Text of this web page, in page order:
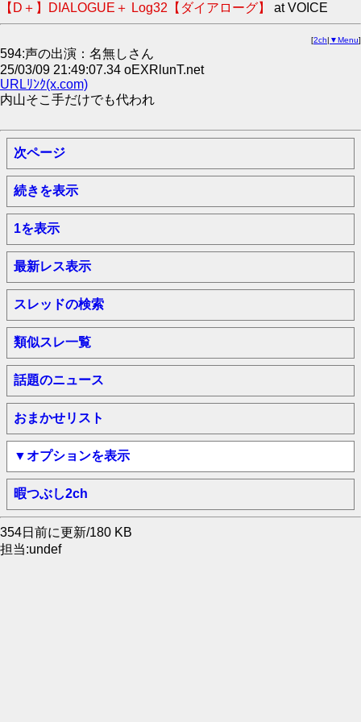
【D＋】DIALOGUE＋ Log32【ダイアローグ】 at VOICE
[2ch| ▼Menu]
594:声の出演：名無しさん
25/03/09 21:49:07.34 oEXRlunT.net
URLﾘﾝｸ(x.com)
内山そこ手だけでも代われ
次ページ
続きを表示
1を表示
最新レス表示
スレッドの検索
類似スレ一覧
話題のニュース
おまかせリスト
▼オプションを表示
暇つぶし2ch
354日前に更新/180 KB
担当:undef